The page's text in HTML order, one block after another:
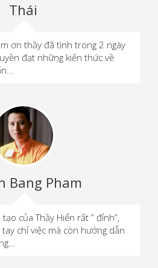
Thái
ơn thầy đã tình trong 2 ngày
đạt những kiến thức về
Bang Pham
của Thầy Hiển rất ” đỉnh”,
chỉ việc mà còn hướng dẫn